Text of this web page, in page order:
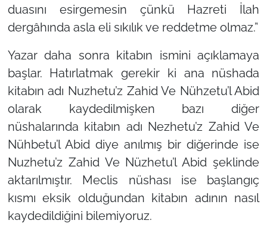
duasını esirgemesin çünkü Hazreti İlah
dergâhında asla eli sıkılık ve reddetme olmaz.”
Yazar daha sonra kitabın ismini açıklamaya
başlar. Hatırlatmak gerekir ki ana nüshada
kitabın adı Nuzhetu’z Zahid Ve Nühzetu’l Abid
olarak kaydedilmişken bazı diğer
nüshalarında kitabın adı Nezhetu’z Zahid Ve
Nühbetu’l Abid diye anılmış bir diğerinde ise
Nuzhetu’z Zahid Ve Nüzhetu’l Abid şeklinde
aktarılmıştır. Meclis nüshası ise başlangıç
kısmı eksik olduğundan kitabın adının nasıl
kaydedildiğini bilemiyoruz.